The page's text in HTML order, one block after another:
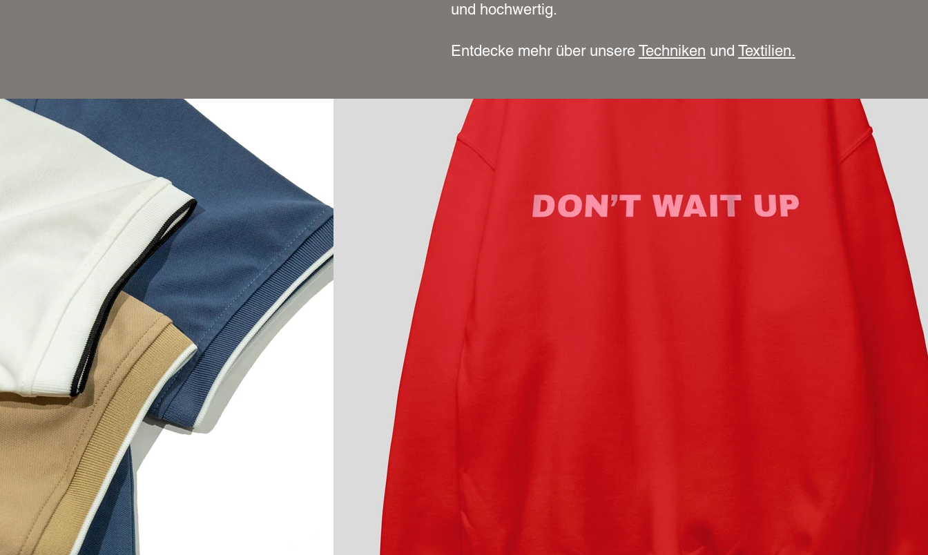
und hochwertig.
Entdecke mehr über unsere Techniken und Textilien.